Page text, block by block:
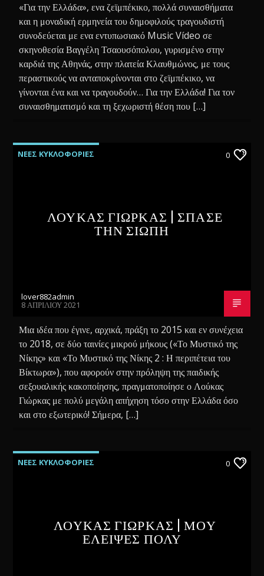
«Για την Ελλάδα», ενα ζεϊμπέκικο, πολλά συναισθήματα
και η μοναδική ερμηνεία του δημοφιλούς τραγουδιστή
συνοδεύεται με ενα εντυπωσιακό Music Vídeo σε
σκηνοθεσία Βαγγέλη Τσαουσόπολου, γυρισμένο στην
καρδιά της Αθηνάς, στην πλατεία Κλαυθμώνος, με τους
περαστικούς να ανταποκρίνονται στο ζεϊμπέκικο, να
γίνονται ένα και να τραγουδούν… Για την Ελλάδα! Για τον
συναισθηματισμό και τη ξεχωριστή θέση που […]
ΝΕΕΣ ΚΥΚΛΟΦΟΡΙΕΣ 0
ΛΟΥΚΑΣ ΓΙΩΡΚΑΣ | ΣΠΑΣΕ
ΤΗΝ ΣΙΩΠΗ
lover882admin
8 ΑΠΡΙΛΊΟΥ 2021
Μια ιδέα που έγινε, αρχικά, πράξη το 2015 και εν συνέχεια
το 2018, σε δύο ταινίες μικρού μήκους («Το Μυστικό της
Νίκης» και «Το Μυστικό της Νίκης 2 : Η περιπέτεια του
Βίκτωρα»), που αφορούν στην πρόληψη της παιδικής
σεξουαλικής κακοποίησης, πραγματοποίησε ο Λούκας
Γιώρκας με πολύ μεγάλη απήχηση τόσο στην Ελλάδα όσο
και στο εξωτερικό! Σήμερα, […]
ΝΕΕΣ ΚΥΚΛΟΦΟΡΙΕΣ 0
ΛΟΥΚΑΣ ΓΙΩΡΚΑΣ | ΜΟΥ
ΕΛΕΙΨΕΣ ΠΟΛΥ